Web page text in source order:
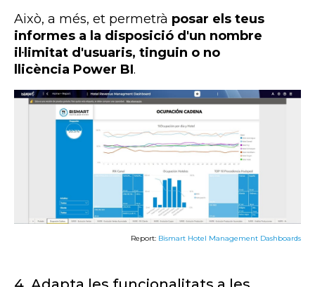
Això, a més, et permetrà posar els teus
informes a la disposició d'un nombre
il·limitat d'usuaris, tinguin o no
llicència Power BI.
Report: Bismart Hotel Management Dashboards